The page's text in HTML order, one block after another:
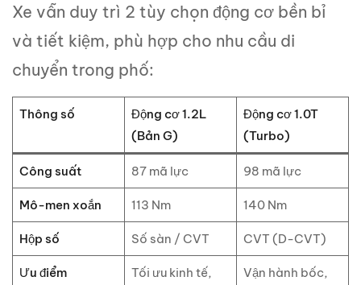
Xe vẫn duy trì 2 tùy chọn động cơ bền bỉ
và tiết kiệm, phù hợp cho nhu cầu di
chuyển trong phố:
Thông số
Động cơ 1.2L
(Bản G)
Động cơ 1.0T
(Turbo)
Công suất 87 mã lực 98 mã lực
Mô-men xoắn 113 Nm 140 Nm
Hộp số Số sàn / CVT CVT (D-CVT)
Ưu điểm
Tối ưu kinh tế,
Vận hành bốc,